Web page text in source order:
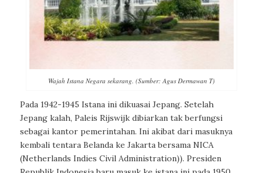
Wajah Istana Negara sekarang. (Sumber: Agus Dermawan T)
Pada 1942-1945 Istana ini dikuasai Jepang. Setelah
Jepang kalah, Paleis Rijswijk dibiarkan tak berfungsi
sebagai kantor pemerintahan. Ini akibat dari masuknya
kembali tentara Belanda ke Jakarta bersama NICA
(Netherlands Indies Civil Administration)). Presiden